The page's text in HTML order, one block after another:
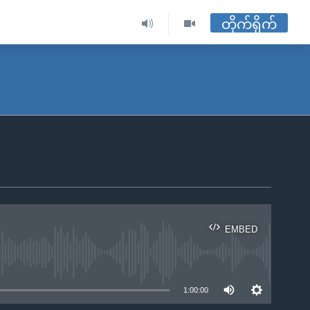
တိုက်ရိုက်
EMBED
1:00:00